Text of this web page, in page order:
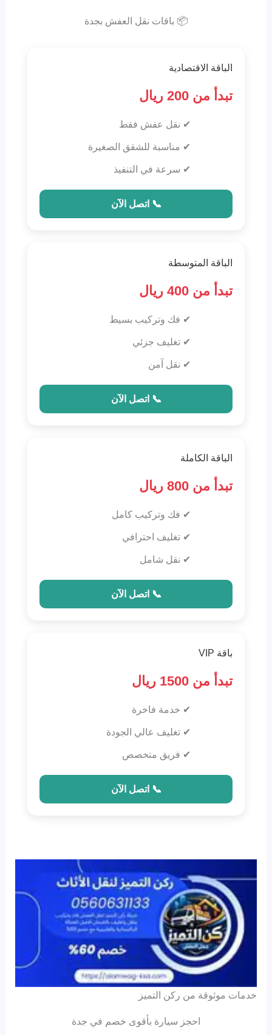
📦 باقات نقل العفش بجدة
الباقة الاقتصادية
تبدأ من 200 ريال
✔ نقل عفش فقط
✔ مناسبة للشقق الصغيرة
✔ سرعة في التنفيذ
📞 اتصل الآن
الباقة المتوسطة
تبدأ من 400 ريال
✔ فك وتركيب بسيط
✔ تغليف جزئي
✔ نقل آمن
📞 اتصل الآن
الباقة الكاملة
تبدأ من 800 ريال
✔ فك وتركيب كامل
✔ تغليف احترافي
✔ نقل شامل
📞 اتصل الآن
باقة VIP
تبدأ من 1500 ريال
✔ خدمة فاخرة
✔ تغليف عالي الجودة
✔ فريق متخصص
📞 اتصل الآن
خدمات موثوقة من ركن التميز
احجز سيارة بأقوى خصم في جدة